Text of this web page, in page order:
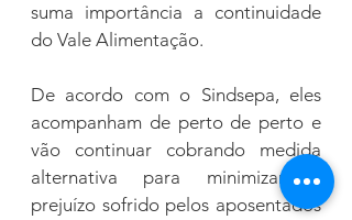
suma importância a continuidade
do Vale Alimentação.
De acordo com o Sindsepa, eles
acompanham de perto de perto e
vão continuar cobrando medida
alternativa para minimizar o
prejuízo sofrido pelos aposentados